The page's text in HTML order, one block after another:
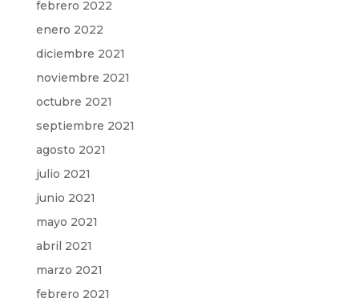
febrero 2022
enero 2022
diciembre 2021
noviembre 2021
octubre 2021
septiembre 2021
agosto 2021
julio 2021
junio 2021
mayo 2021
abril 2021
marzo 2021
febrero 2021